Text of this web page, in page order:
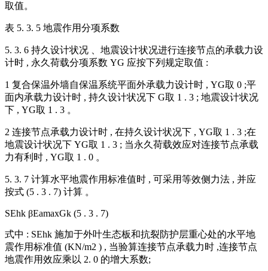
取值。
表 5. 3. 5 地震作用分项系数
5. 3. 6 持久设计状况 、地震设计状况进行连接节点的承载力设
计时 , 永久荷载分项系数 YG 应按下列规定取值 :
1 复合保温外墙自保温系统平面外承载力设计时 , YG取 0 ;平
面内承载力设计时 , 持久设计状况下 G取 1 . 3 ; 地震设计状况
下 , YG取 1 . 3 。
2 连接节点承载力设计时 , 在持久设计状况下 , YG取 1 . 3 ;在
地震设计状况下 YG取 1 . 3 ; 当永久荷载效应对连接节点承载
力有利时 , YG取 1 . 0 。
5. 3. 7 计算水平地震作用标准值时 , 可采用等效侧力法 , 并应
按式 (5 . 3 . 7) 计算 。
SEhk βEamaxGk (5 . 3 . 7)
式中 : SEhk 施加于外叶生态板和抗裂防护层重心处的水平地
震作用标准值 (KN/m2 ) , 当验算连接节点承载力时 ,连接节点
地震作用效应乘以 2. 0 的增大系数;